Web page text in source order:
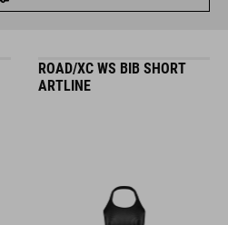
ROAD/XC WS BIB SHORT
ARTLINE